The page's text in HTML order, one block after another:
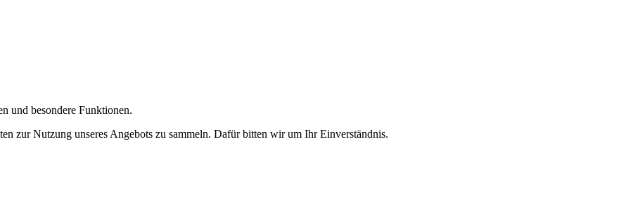
und besondere Funktionen.
zur Nutzung unseres Angebots zu sammeln. Dafür bitten wir um Ihr Einverständnis.